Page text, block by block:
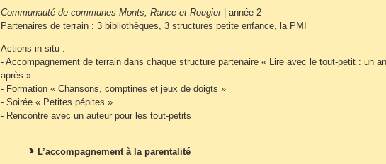
Communauté de communes Monts, Rance et Rougier| année 2
Partenaires de terrain : 3 bibliothèques, 3 structures petite enfance, la PMI
Actions in situ :
- Accompagnement de terrain dans chaque structure partenaire « Lire avec le tout-petit : un an
après »
- Formation « Chansons, comptines et jeux de doigts »
- Soirée « Petites pépites »
- Rencontre avec un auteur pour les tout-petits
L’accompagnement à la parentalité